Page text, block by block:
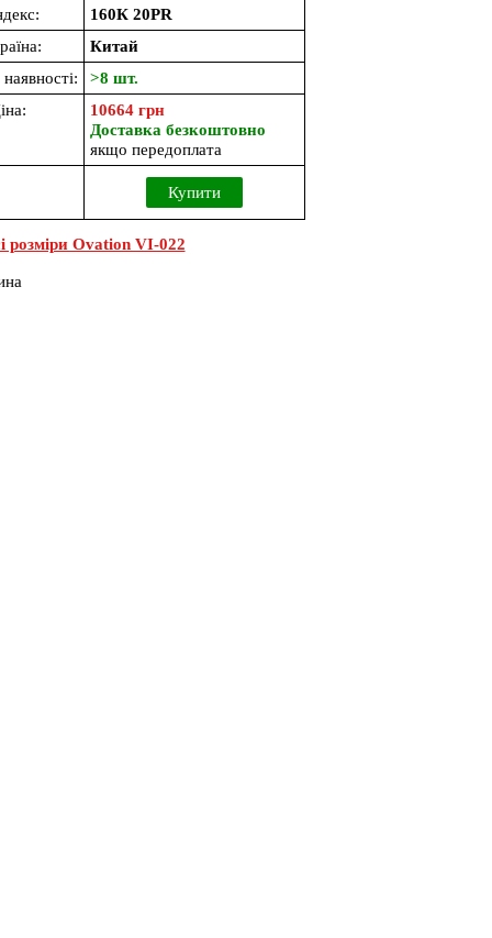
160К 20PR
Китай
>8 шт.
10664 грн
Доставка безкоштовно
якщо передоплата
Купити
розміри Ovation VI-022